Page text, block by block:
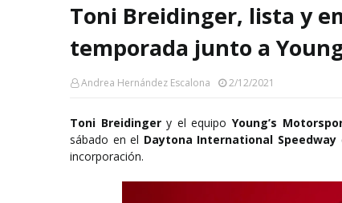
Toni Breidinger, lista y
temporada junto a
Andrea Hernández Escalona 2/12/2021
Toni Breidingery el equipoYoung’s
sábado en el Daytona International Speedway
incorporación.